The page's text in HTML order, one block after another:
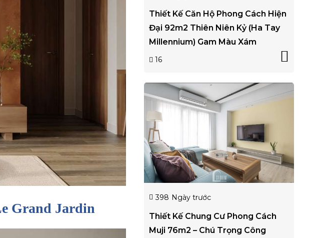
Grand Jardin
Thiết Kế Căn Hộ Phong Cách Hiện
Đại 92m2 Thiên Niên Kỷ (Ha Tay
Millennium) Gam Màu Xám
16
398 Ngày trước
Thiết Kế Chung Cư Phong Cách
Muji 76m2 – Chú Trọng Công